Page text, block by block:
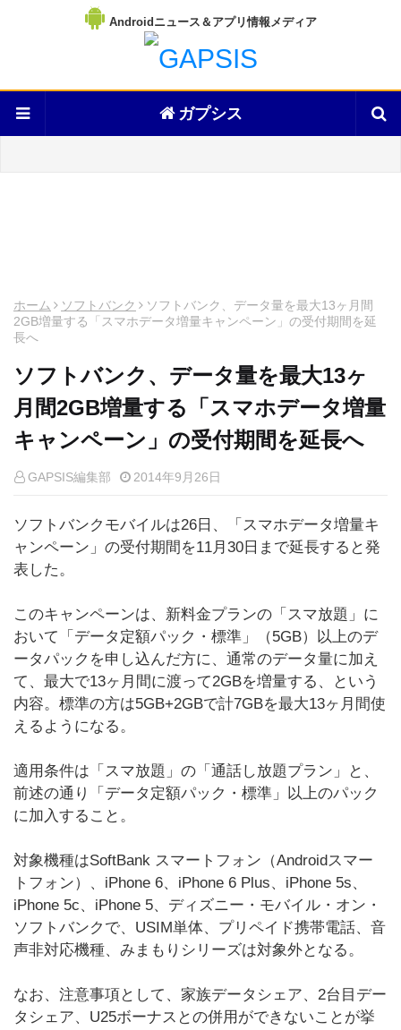
Androidニュース＆アプリ情報メディア
ガプシス
ホーム ソフトバンク
ソフトバンク、データ量を最大13ヶ月間
2GB増量する「スマホデータ増量キャンペーン」の受付期間を延
長へ
ソフトバンク、データ量を最大13ヶ
月間2GB増量する「スマホデータ増量
キャンペーン」の受付期間を延長へ
GAPSIS編集部 2014年9月26日
ソフトバンクモバイルは26日、「スマホデータ増量キ
ャンペーン」の受付期間を11月30日まで延長すると発
表した。
このキャンペーンは、新料金プランの「スマ放題」に
おいて「データ定額パック・標準」（5GB）以上のデ
ータパックを申し込んだ方に、通常のデータ量に加え
て、最大で13ヶ月間に渡って2GBを増量する、という
内容。標準の方は5GB+2GBで計7GBを最大13ヶ月間使
えるようになる。
適用条件は「スマ放題」の「通話し放題プラン」と、
前述の通り「データ定額パック・標準」以上のパック
に加入すること。
対象機種はSoftBank スマートフォン（Androidスマー
トフォン）、iPhone 6、iPhone 6 Plus、iPhone 5s、
iPhone 5c、iPhone 5、ディズニー・モバイル・オン・
ソフトバンクで、USIM単体、プリペイド携帯電話、音
声非対応機種、みまもりシリーズは対象外となる。
なお、注意事項として、家族データシェア、2台目デー
タシェア、U25ボーナスとの併用ができないことが挙